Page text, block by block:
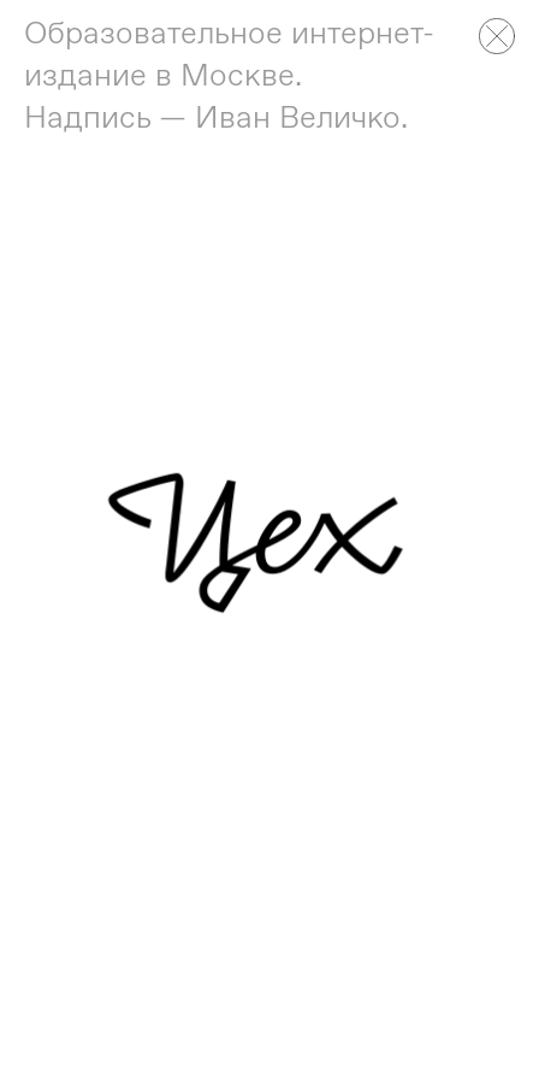
Образовательное интернет-
издание в Москве.
Надпись — Иван Величко.